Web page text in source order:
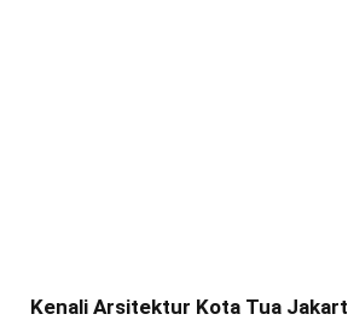
Kenali Arsitektur Kota Tua